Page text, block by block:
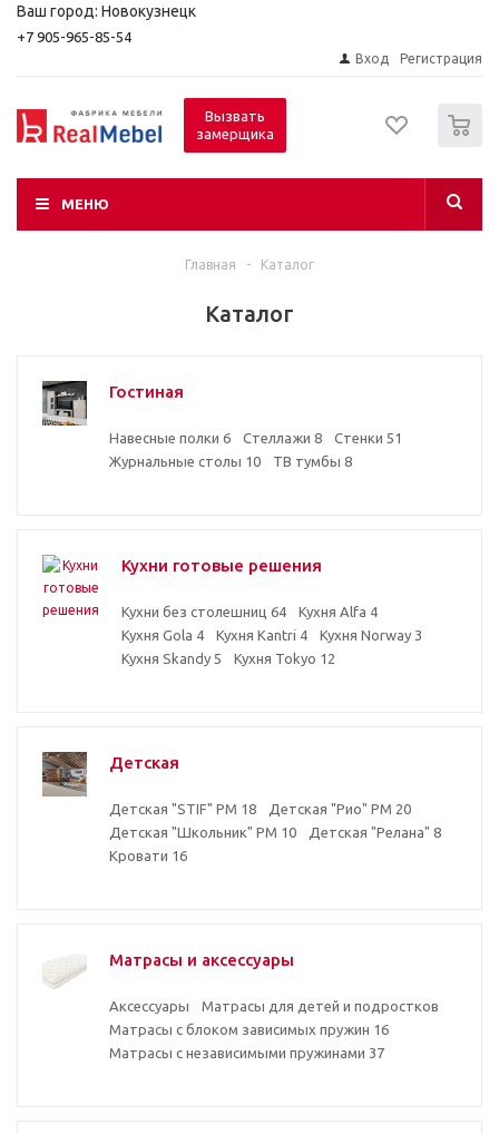
Ваш город: Новокузнецк
+7 905-965-85-54
Вход Регистрация
Вызвать
замерщика
МЕНЮ
Главная - Каталог
Каталог
Гостиная
Навесные полки 6 Стеллажи 8 Стенки 51
Журнальные столы 10 ТВ тумбы 8
Кухни готовые решения
Кухни без столешниц 64 Кухня Alfa 4
Кухня Gola 4 Кухня Kantri 4 Кухня Norway 3
Кухня Skandy 5 Кухня Tokyo 12
Детская
Детская "STIF" РМ 18 Детская "Рио" РМ 20
Детская "Школьник" РМ 10 Детская "Релана" 8
Кровати 16
Матрасы и аксессуары
Аксессуары
Матрасы для детей и подростков
Матрасы с блоком зависимых пружин 16
Матрасы с независимыми пружинами 37